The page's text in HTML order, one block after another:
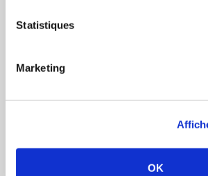
Statistiques
Marketing
OK
IAS 11804 - Nettoyage
acquisition
acquisition